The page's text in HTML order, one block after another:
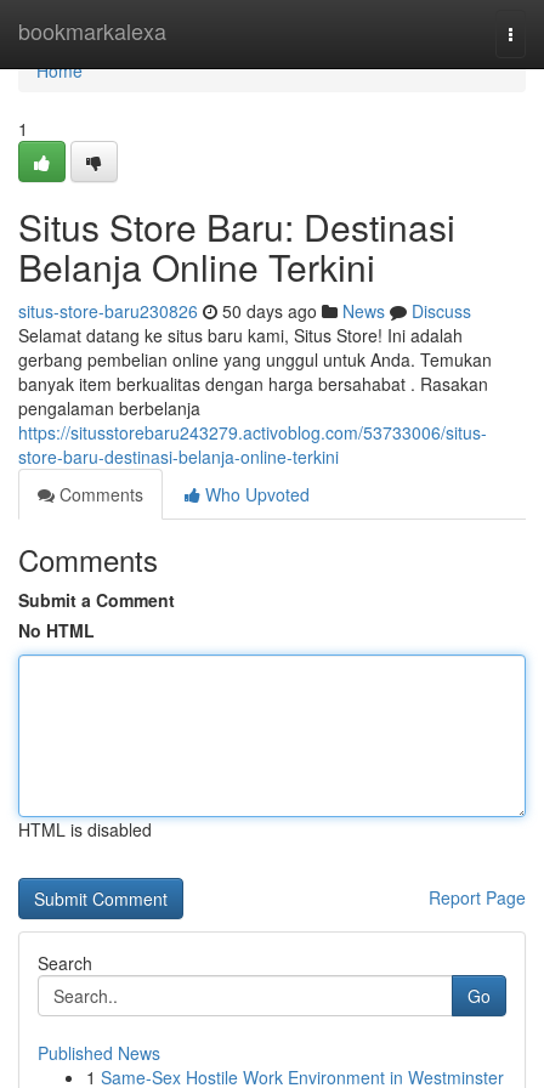
bookmarkalexa
Home
Home
1
Situs Store Baru: Destinasi
Belanja Online Terkini
situs-store-baru230826 50 days ago News
Discuss
Selamat datang ke situs baru kami, Situs Store! Ini adalah
gerbang pembelian online yang unggul untuk Anda. Temukan
banyak item berkualitas dengan harga bersahabat . Rasakan
pengalaman berbelanja
https://situsstorebaru243279.activoblog.com/53733006/situs-
store-baru-destinasi-belanja-online-terkini
Comments
Who Upvoted
Comments
Submit a Comment
No HTML
HTML is disabled
Report Page
Search
Go
Published News
1 Same-Sex Hostile Work Environment in Westminster